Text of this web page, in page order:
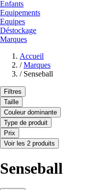
Enfants
Equipements
Equipes
Déstockage
Marques
Accueil
/ Marques
/ Senseball
Filtres
Taille
Couleur dominante
Type de produit
Prix
Voir les 2 produits
Senseball